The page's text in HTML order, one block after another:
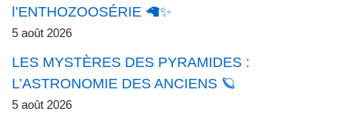
l’ENTHOZOOSÉRIE 🦙✨
5 août 2026
LES MYSTÈRES DES PYRAMIDES :
L’ASTRONOMIE DES ANCIENS 🪐
5 août 2026